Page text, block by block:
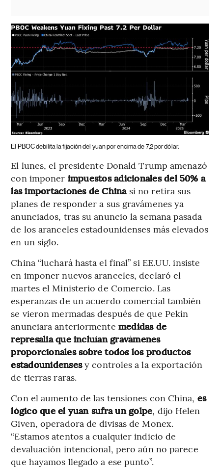
El PBOC debilita la fijación del yuan por encima de 7,2 por dólar.
El lunes, el presidente Donald Trump amenazó
con imponer impuestos adicionales del 50% a
las importaciones de China si no retira sus
planes de responder a sus gravámenes ya
anunciados, tras su anuncio la semana pasada
de los aranceles estadounidenses más elevados
en un siglo.
China “luchará hasta el final” si EE.UU. insiste
en imponer nuevos aranceles, declaró el
martes el Ministerio de Comercio. Las
esperanzas de un acuerdo comercial también
se vieron mermadas después de que Pekín
anunciara anteriormente medidas de
represalia que incluían gravámenes
proporcionales sobre todos los productos
estadounidensesy controles a la exportación
de tierras raras.
Con el aumento de las tensiones con China, es
lógico que el yuan sufra un golpe, dijo Helen
Given, operadora de divisas de Monex.
“Estamos atentos a cualquier indicio de
devaluación intencional, pero aún no parece
que hayamos llegado a ese punto”.